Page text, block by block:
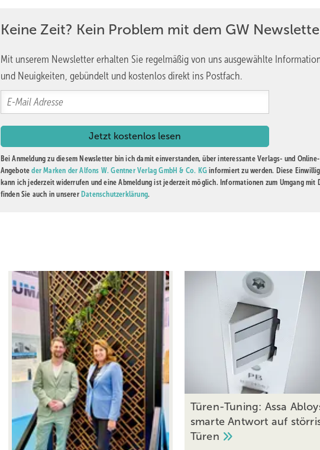
Keine Zeit? Kein Problem mit dem GW
Mit unserem Newsletter erhalten Sie regelmäßig von uns ausgewählte
und Neuigkeiten, gebündelt und kostenlos direkt ins Postfach.
Bei Anmeldung zu diesem Newsletter bin ich damit einverstanden, über interessante Verlags- und Online-
Angeboteder Marken der Alfons W. Gentner Verlag GmbH & Co. KG informiert zu werden. Diese
kann ich jederzeit widerrufen und eine Abmeldung ist jederzeit möglich. Informationen zum Umgang mit
finden Sie auch in unserer Datenschutzerklärung.
Türen-Tuning: Assa
smarte Antwort auf
Türen